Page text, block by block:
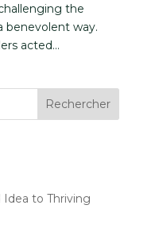
the
benevolent way.
acted...
Idea to Thriving